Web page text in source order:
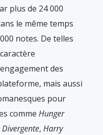
plus de 24 000
le même temps
notes. De telles
des
mais aussi
pour
comme Hunger
Divergente, Harry